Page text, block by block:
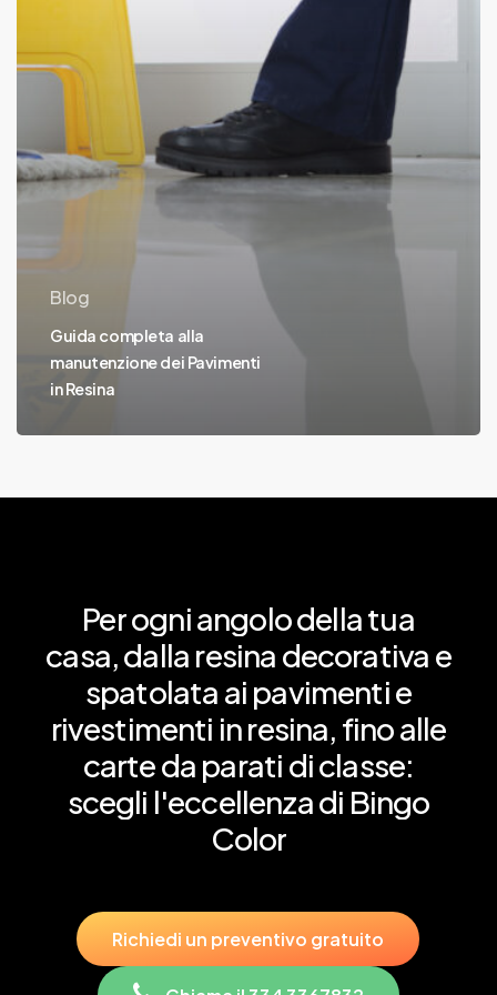
Blog
Guida completa alla
manutenzione dei Pavimenti
in Resina
Perogniangolodellatua
casa,dalla resina decorativa e
spatolata ai pavimentie
rivestimenti inresina, finoalle
carteda parati diclasse:
scegli l'eccellenzadi Bingo
Color
Richiedi un preventivo gratuito